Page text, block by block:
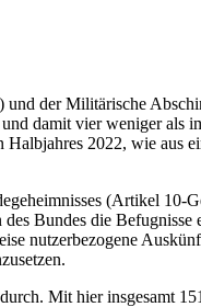
der Militärische
damit vier weniger als
2022, wie aus
(Artikel 10-
Bundes die
nutzerbezogene
Mit hier insgesamt